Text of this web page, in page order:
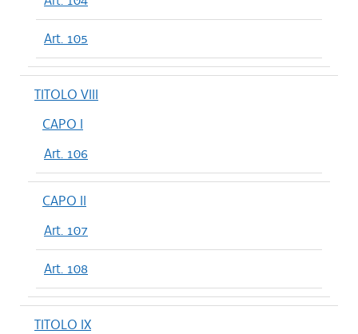
Art. 105
TITOLO VIII
CAPO I
Art. 106
CAPO II
Art. 107
Art. 108
TITOLO IX